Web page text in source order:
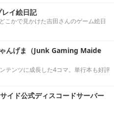
イ絵日記
こかで見かけた吉田さんのゲーム絵日
ゃんげま（Junk Gaming Maide
テンツに成長した4コマ。単行本も好評
イド公式ディスコードサーバー